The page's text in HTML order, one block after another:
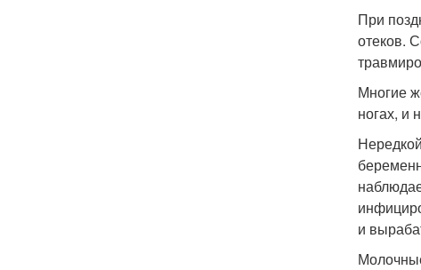
При
отеков.
Многие
ногах, и
и